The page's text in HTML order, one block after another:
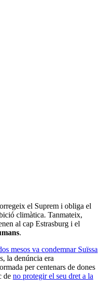
el Suprem i obliga el
climàtica. Tanmateix,
al cap Estrasburg i el
.
mesos va condemnar Suïssa
la denúncia era
per centenars de dones
de no protegir el seu dret a la